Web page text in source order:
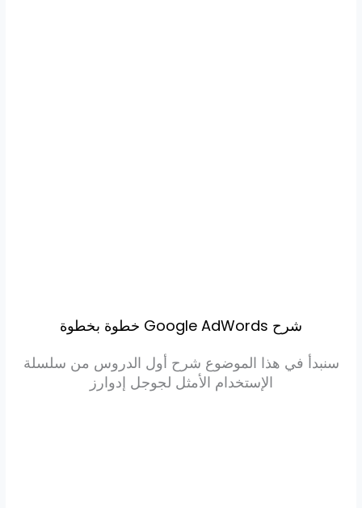
شرح Google AdWords خطوة بخطوة
سنبدأ في هذا الموضوع شرح أول الدروس من سلسلة
الإستخدام الأمثل لجوجل إدوارز